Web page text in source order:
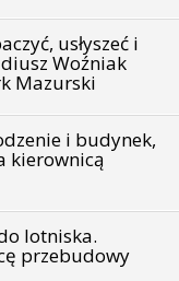
usłyszeć i
Woźniak
Mazurski
i budynek,
kierownicą
lotniska.
przebudowy